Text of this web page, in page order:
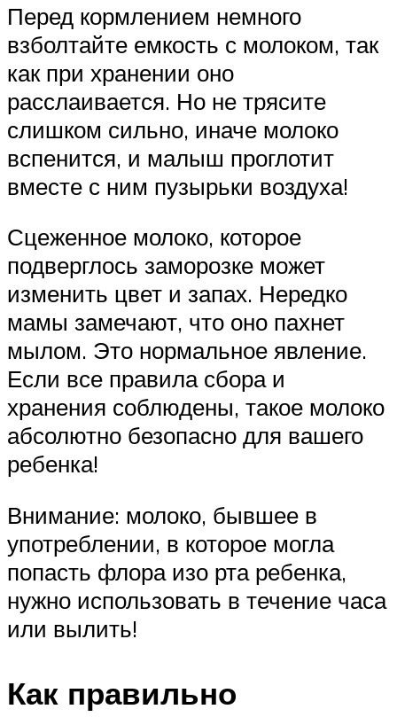
Перед кормлением немного
взболтайте емкость с молоком, так
как при хранении оно
расслаивается. Но не трясите
слишком сильно, иначе молоко
вспенится, и малыш проглотит
вместе с ним пузырьки воздуха!
Сцеженное молоко, которое
подверглось заморозке может
изменить цвет и запах. Нередко
мамы замечают, что оно пахнет
мылом. Это нормальное явление.
Если все правила сбора и
хранения соблюдены, такое молоко
абсолютно безопасно для вашего
ребенка!
Внимание: молоко, бывшее в
употреблении, в которое могла
попасть флора изо рта ребенка,
нужно использовать в течение часа
или вылить!
Как правильно